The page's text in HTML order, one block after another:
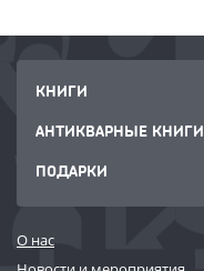
КНИГИ
АНТИКВАРНЫЕ КНИГИ
ПОДАРКИ
О нас